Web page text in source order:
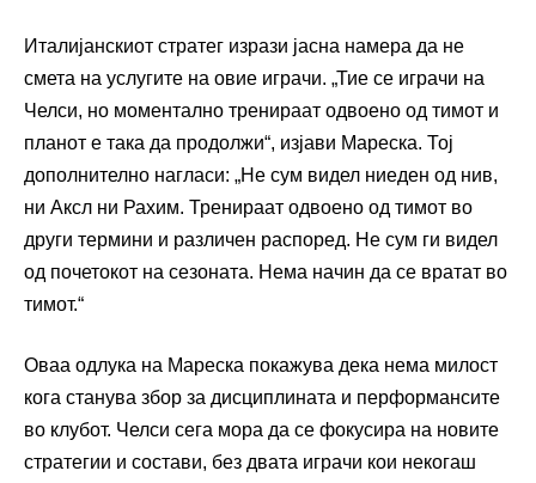
Италијанскиот стратег изрази јасна намера да не
смета на услугите на овие играчи. „Тие се играчи на
Челси, но моментално тренираат одвоено од тимот и
планот е така да продолжи“, изјави Мареска. Тој
дополнително нагласи: „Не сум видел ниеден од нив,
ни Аксл ни Рахим. Тренираат одвоено од тимот во
други термини и различен распоред. Не сум ги видел
од почетокот на сезоната. Нема начин да се вратат во
тимот.“
Оваа одлука на Мареска покажува дека нема милост
кога станува збор за дисциплината и перформансите
во клубот. Челси сега мора да се фокусира на новите
стратегии и состави, без двата играчи кои некогаш